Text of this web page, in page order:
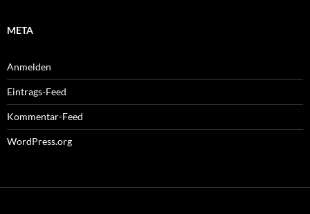
META
Anmelden
Eintrags-Feed
Kommentar-Feed
WordPress.org